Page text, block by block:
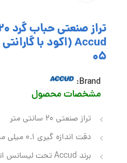
05
Brand:
مشخصات محصول
تراز صنعتی 20 سانتی متر
دقت اندازه گیری 0.1 میلی متر
برند Accud تحت لیسانس اتریش